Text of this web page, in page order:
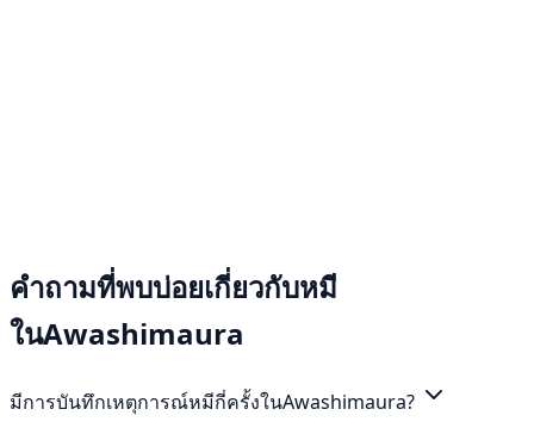
คำถามที่พบบ่อยเกี่ยวกับหมี
ในAwashimaura
มีการบันทึกเหตุการณ์หมีกี่ครั้งในAwashimaura?